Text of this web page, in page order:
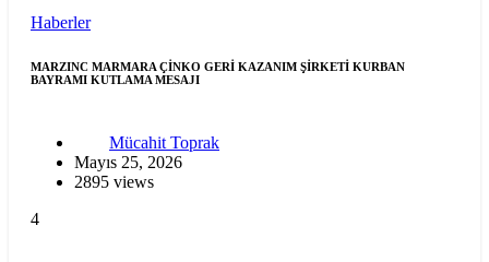
Haberler
MARZINC MARMARA ÇİNKO GERİ KAZANIM ŞİRKETİ KURBAN
BAYRAMI KUTLAMA MESAJI
Mücahit Toprak
Mayıs 25, 2026
2895 views
4